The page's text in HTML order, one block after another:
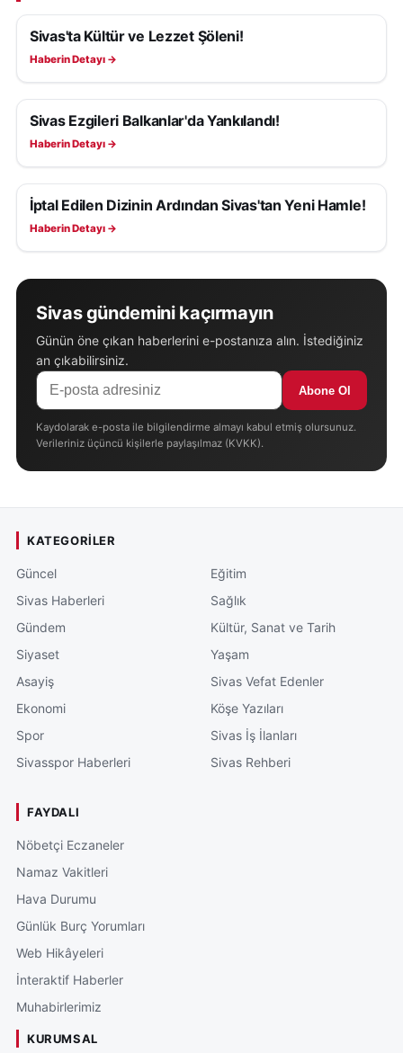
KÜLTÜR, SANAT VE TARIH
Sivas'ta Kültür ve Lezzet Şöleni!
Haberin Detayı →
KÜLTÜR, SANAT VE TARIH
Sivas Ezgileri Balkanlar'da Yankılandı!
Haberin Detayı →
KÜLTÜR, SANAT VE TARIH
İptal Edilen Dizinin Ardından Sivas'tan Yeni Hamle!
Haberin Detayı →
Sivas gündemini kaçırmayın
Günün öne çıkan haberlerini e-postanıza alın. İstediğiniz
an çıkabilirsiniz.
Abone Ol
Kaydolarak e-posta ile bilgilendirme almayı kabul etmiş olursunuz.
Verileriniz üçüncü kişilerle paylaşılmaz (KVKK).
KATEGORILER
Güncel
Sivas Haberleri
Gündem
Siyaset
Asayiş
Ekonomi
Spor
Sivasspor Haberleri
Eğitim
Sağlık
Kültür, Sanat ve Tarih
Yaşam
Sivas Vefat Edenler
Köşe Yazıları
Sivas İş İlanları
Sivas Rehberi
FAYDALI
Nöbetçi Eczaneler
Namaz Vakitleri
Hava Durumu
Günlük Burç Yorumları
Web Hikâyeleri
İnteraktif Haberler
Muhabirlerimiz
KURUMSAL